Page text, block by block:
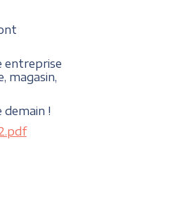
entreprise
magasin,
demain !